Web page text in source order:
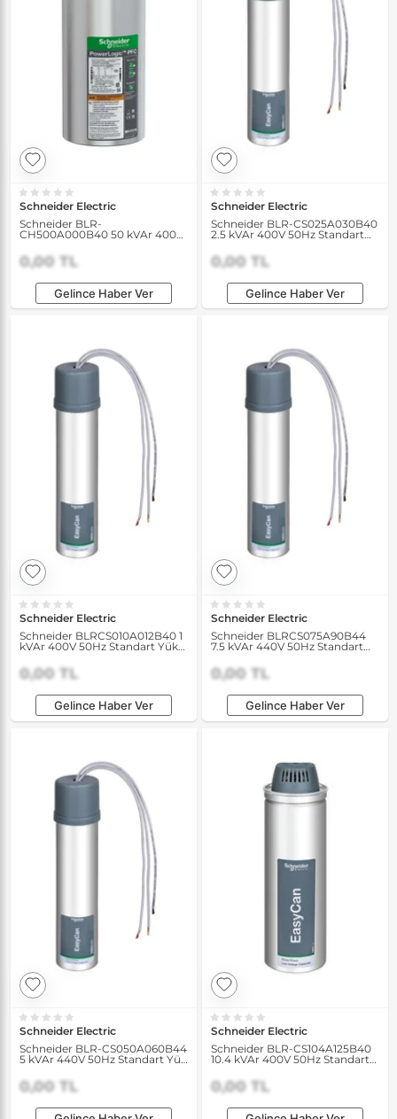
Schneider Electric
Schneider BLR-
CH500A000B40 50 kVAr 400V
0,00 TL
Gelince Haber Ver
Schneider Electric
Schneider BLR-CS025A030B40
2.5 kVAr 400V 50Hz Standart
0,00 TL
Gelince Haber Ver
Schneider Electric
Schneider BLRCS010A012B40 1
kVAr 400V 50Hz Standart Yük
0,00 TL
Gelince Haber Ver
Schneider Electric
Schneider BLRCS075A90B44
7.5 kVAr 440V 50Hz Standart
0,00 TL
Gelince Haber Ver
Schneider Electric
Schneider BLR-CS050A060B44
5 kVAr 440V 50Hz Standart Yük
0,00 TL
Schneider Electric
Schneider BLR-CS104A125B40
10.4 kVAr 400V 50Hz Standart
0,00 TL